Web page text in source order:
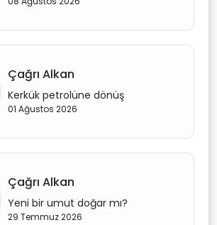
Çağrı Alkan
Kerkük petrolüne dönüş
01 Ağustos 2026
Çağrı Alkan
Yeni bir umut doğar mı?
29 Temmuz 2026